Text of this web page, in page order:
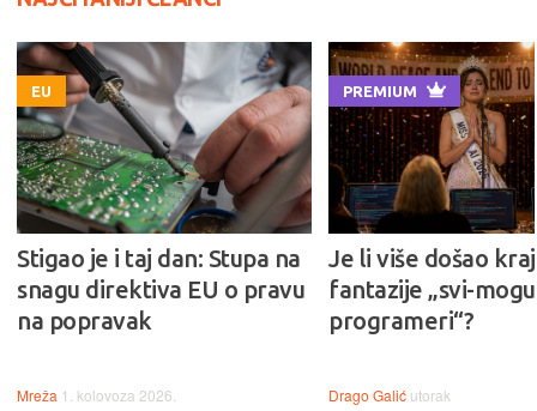
EU
Stigao je i taj dan: Stupa na
snagu direktiva EU o pravu
na popravak
Mreža 1. kolovoza 2026.
PREMIUM
Je li više došao kraj
fantazije „svi-
programeri“?
Drago Galić utorak